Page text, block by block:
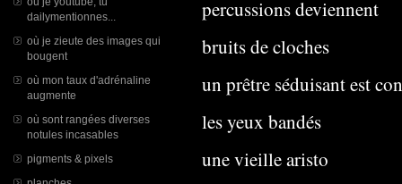
dailymentionnes...
où je zieute des images qui
bougent
où mon taux d'adrénaline
augmente
où sont rangées diverses
notules incasables
pigments & pixels
percussions deviennent
bruits de cloches
un prêtre séduisant est
les yeux bandés
une vieille aristo